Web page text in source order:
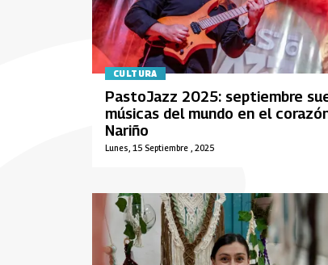
CULTURA
Lunes, 15 Septiembre , 2025
PastoJazz 2025: septiembre
músicas del mundo en el
Nariño